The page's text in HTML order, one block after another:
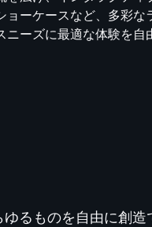
ョーケースなど、多彩な
ニーズに最適な体験を自
るものを自由に創